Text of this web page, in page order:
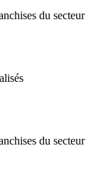
du secteur
du secteur